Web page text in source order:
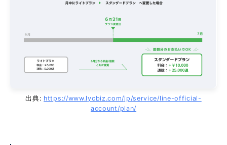
出典: https://www.lycbiz.com/jp/service/line-official-
account/plan/